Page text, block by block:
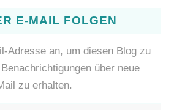
E-MAIL FOLGEN
Adresse an, um diesen Blog zu
über neue
zu erhalten.